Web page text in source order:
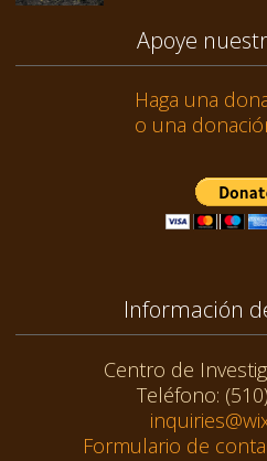
Apoye
Haga una
o una
Información
Centro de
Teléfono:
Formulario de